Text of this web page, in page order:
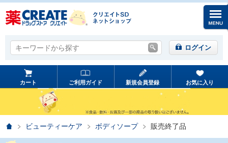
キーワードから探す
キーワードから探す ログイン
カート ご利用ガイド 新規会員登録 お気に入り
ホームビューティーケア ボディソープ 販売終了品